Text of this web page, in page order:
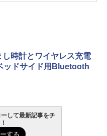
時計とワイヤレス充電
ッドサイド用Bluetooth
して最新記事をチ